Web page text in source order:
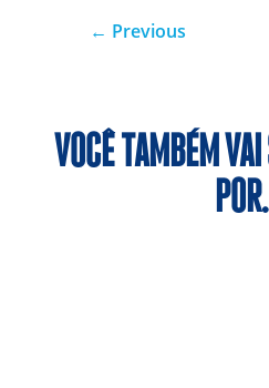
← Previous
VOCÊ TAMBÉM